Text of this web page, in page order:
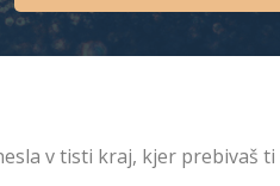
v tisti kraj, kjer prebivaš ti